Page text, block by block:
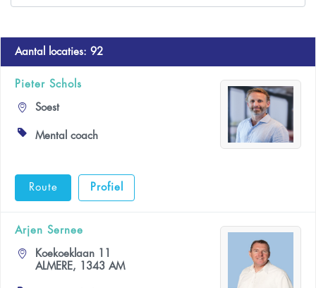
Aantal locaties: 92
Pieter Schols
Soest
Mental coach
Route Profiel
Arjen Sernee
Koekoeklaan 11
ALMERE, 1343 AM